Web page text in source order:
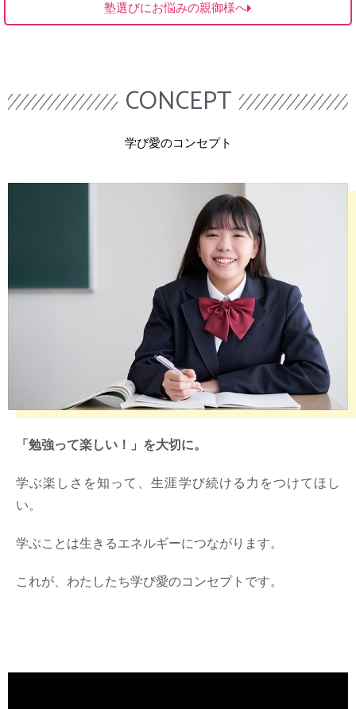
塾選びにお悩みの親御様へ
CONCEPT
学び愛のコンセプト
「勉強って楽しい！」を大切に。
学ぶ楽しさを知って、生涯学び続ける力をつけてほし
い。
学ぶことは生きるエネルギーにつながります。
これが、わたしたち学び愛のコンセプトです。